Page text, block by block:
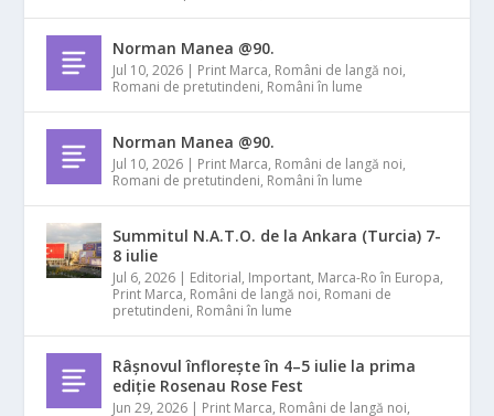
Norman Manea @90.
Jul 10, 2026 | Print Marca, Români de langă noi,
Romani de pretutindeni, Români în lume
Norman Manea @90.
Jul 10, 2026 | Print Marca, Români de langă noi,
Romani de pretutindeni, Români în lume
Summitul N.A.T.O. de la Ankara (Turcia) 7-
8 iulie
Jul 6, 2026 | Editorial, Important, Marca-Ro în Europa,
Print Marca, Români de langă noi, Romani de
pretutindeni, Români în lume
Râșnovul înflorește în 4–5 iulie la prima
ediție Rosenau Rose Fest
Jun 29, 2026 | Print Marca, Români de langă noi,